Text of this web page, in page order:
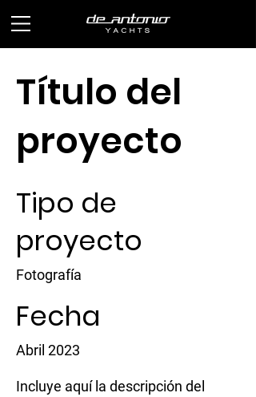
Título del
proyecto
Tipo de
proyecto
Fotografía
Fecha
Abril 2023
Incluye aquí la descripción del